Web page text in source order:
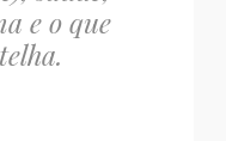
e o que